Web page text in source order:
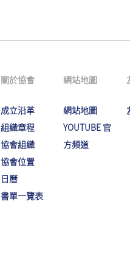
關於協會
成立沿革
組織章程
協會組織
協會位置
日曆
書單一覽表
網站地圖
網站地圖
YOUTUBE 官
方頻道